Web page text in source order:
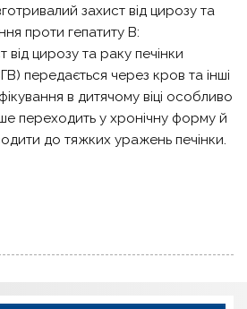
захист від цирозу та
проти гепатиту B:
від цирозу та раку печінки
передається через кров та інші
в дитячому віці особливо
переходить у хронічну форму й
до тяжких уражень печінки.